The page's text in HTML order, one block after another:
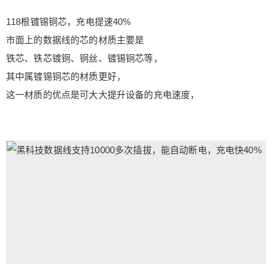
118根镀锡铜芯，充电提速40%
市面上的数据线的芯的材质主要是
铁芯、铁芯镀铜、铜丝、镀锡铜芯等，
其中属镀锡铜芯的材质更好，
这一材质的优点是可大大提升设备的充电速度，